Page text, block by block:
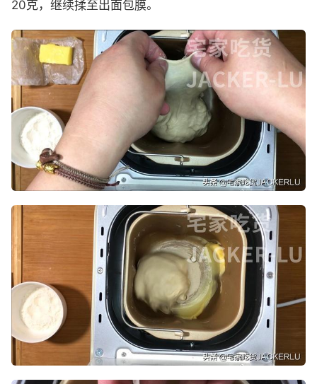
20克，继续揉至出面包膜。